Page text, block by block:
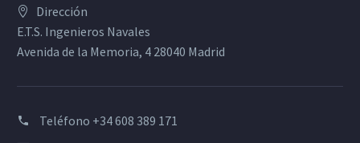
Dirección
E.T.S. Ingenieros Navales
Avenida de la Memoria, 4 28040 Madrid
Teléfono +34 608 389 171